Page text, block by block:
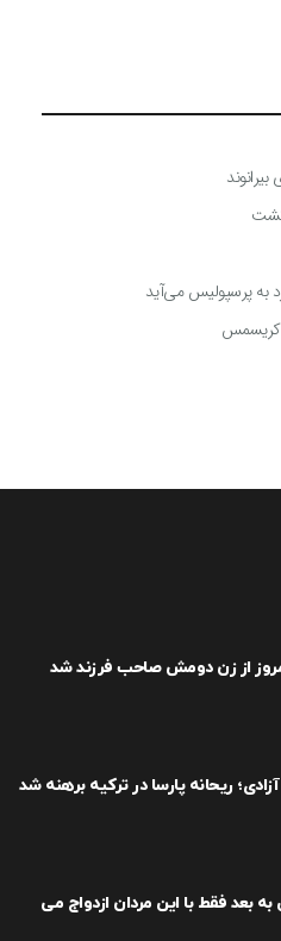
کریسمس
از زن دومش صاحب فرزند شد
ریحانه پارسا در ترکیه برهنه شد
به بعد فقط با این مردان ازدواج می